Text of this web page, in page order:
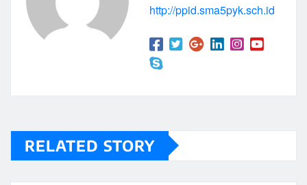
http://ppid.sma5pyk.sch.id
RELATED STORY